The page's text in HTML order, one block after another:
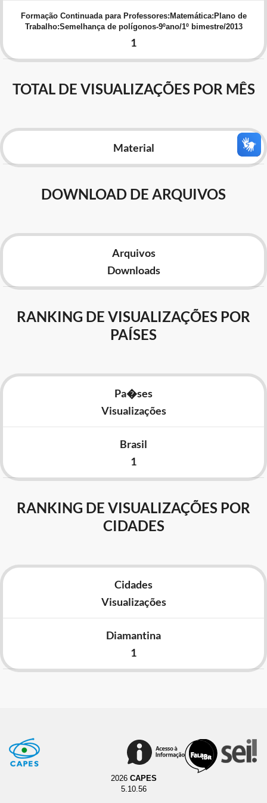
Advocacia-Geral da União
Planalto
Formação Continuada para Professores:Matemática:Plano de
Trabalho:Semelhança de polígonos-9ºano/1º bimestre/2013
1
TOTAL DE VISUALIZAÇÕES POR MÊS
Material
DOWNLOAD DE ARQUIVOS
Arquivos
Downloads
RANKING DE VISUALIZAÇÕES POR
PAÍSES
Pa�ses
Visualizações
Brasil
1
RANKING DE VISUALIZAÇÕES POR
CIDADES
Cidades
Visualizações
Diamantina
1
2026 CAPES
5.10.56